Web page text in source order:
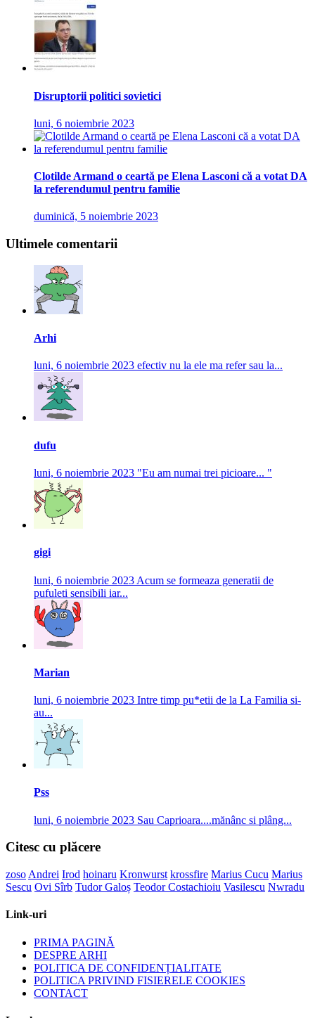
Disruptorii politici sovietici
luni, 6 noiembrie 2023
Clotilde Armand o ceartă pe Elena Lasconi că a votat DA
la referendumul pentru familie
duminică, 5 noiembrie 2023
Ultimele comentarii
Arhi
luni, 6 noiembrie 2023 efectiv nu la ele ma refer sau la...
dufu
luni, 6 noiembrie 2023 "Eu am numai trei picioare... "
gigi
luni, 6 noiembrie 2023 Acum se formeaza generatii de
pufuleti sensibili iar...
Marian
luni, 6 noiembrie 2023 Intre timp pu*etii de la La Familia si-
au...
Pss
luni, 6 noiembrie 2023 Sau Caprioara....mănânc si plâng...
Citesc cu plăcere
zoso Andrei Irod hoinaru Kronwurst krossfire Marius Cucu Marius
Sescu Ovi Sîrb Tudor Galoș Teodor Costachioiu Vasilescu Nwradu
Link-uri
PRIMA PAGINĂ
DESPRE ARHI
POLITICA DE CONFIDENȚIALITATE
POLITICA PRIVIND FISIERELE COOKIES
CONTACT